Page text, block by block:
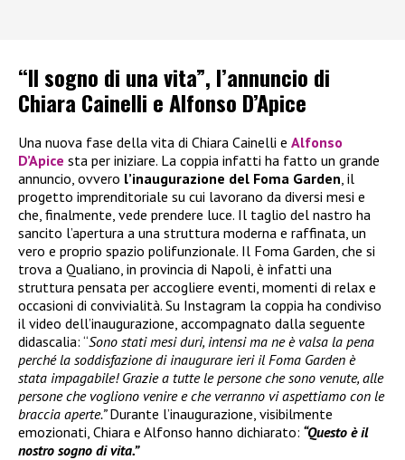
“Il sogno di una vita”, l’annuncio di
Chiara Cainelli e Alfonso D’Apice
Una nuova fase della vita di Chiara Cainelli e Alfonso
D’Apice sta per iniziare. La coppia infatti ha fatto un grande
annuncio, ovvero l’inaugurazione del Foma Garden , il
progetto imprenditoriale su cui lavorano da diversi mesi e
che, finalmente, vede prendere luce. Il taglio del nastro ha
sancito l’apertura a una struttura moderna e raffinata, un
vero e proprio spazio polifunzionale. Il Foma Garden, che si
trova a Qualiano, in provincia di Napoli, è infatti una
struttura pensata per accogliere eventi, momenti di relax e
occasioni di convivialità. Su Instagram la coppia ha condiviso
il video dell’inaugurazione, accompagnato dalla seguente
didascalia: “Sono stati mesi duri, intensi ma ne è valsa la pena
perché la soddisfazione di inaugurare ieri il Foma Garden è
stata impagabile! Grazie a tutte le persone che sono venute, alle
persone che vogliono venire e che verranno vi aspettiamo con le
braccia aperte.”Durante l’inaugurazione, visibilmente
emozionati, Chiara e Alfonso hanno dichiarato: “Questo è il
nostro sogno di vita.”